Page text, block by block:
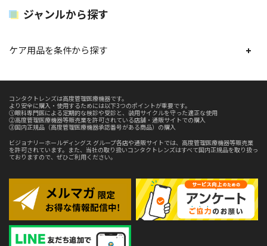
ジャンルから探す
ケア用品を条件から探す
コンタクトレンズは高度管理医療機器です。
より安全に購入・使用するためには以下3つのポイントが重要です。
①眼科専門医による定期的な検診や受診と、装用サイクルを守った適正な使用
②高度管理医療機器等販売業を許可されている店舗・通販サイトでの購入
③国内正規品（高度管理医療機器承認番号がある商品）の購入
ビジョナリーホールディングス グループ各店や通販サイトでは、高度管理医療機器等販売業
を許可されています。また、当社の取り扱いコンタクトレンズはすべて国内正規品を取り扱っ
ておりますので、ぜひご利用ください。